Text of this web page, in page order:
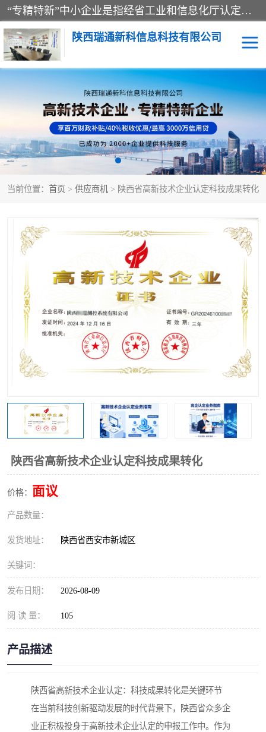
“专精特新”中小企业是指经省工业和信息化厅认定，专注于细分市场、掌握关键核心技术、创新能力强、市场占有率高、质量效益优，在专业化、精细化、特色化、新颖化等方面表现突出的中小企业。
陕西瑞通新科信息科技有限公司
当前位置： 首页 > 供应商机 > 陕西省高新技术企业认定科技成果转化
陕西省高新技术企业认定科技成果转化
价格： 面议
产品数量：
发货地址： 陕西省西安市新城区
关键词：
发布日期： 2026-08-09
阅 读 量： 105
产品描述
陕西省高新技术企业认定：科技成果转化是关键环节
在当前科技创新驱动发展的时代背景下，陕西省众多企
业正积极投身于高新技术企业认定的申报工作中。作为